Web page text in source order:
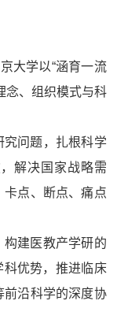
大学以“涵育一流
念、组织模式与科
究问题，扎根科学
解决国家战略需
卡点、断点、痛点
建医教产学研的
科优势，推进临床
前沿科学的深度协